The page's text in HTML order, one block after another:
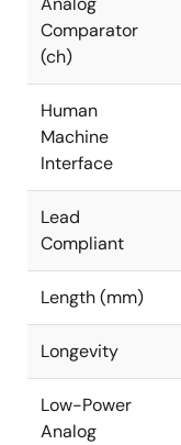
Comparator
(ch)
Human
Machine
Interface
Lead
Compliant
Length (mm)
Longevity
Low-Power
Analog